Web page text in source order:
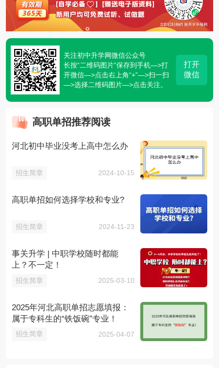
关注初中升学网微信公众号
长按“二维码图片”保存到手机—>打
开微信—>点击右上角“+”—>扫一扫
—>选择二维码图片—>点击关注。
打开
微信
高职单招推荐阅读
河北初中毕业没考上高中怎么办
招生简章 2024-10-15
高职单招如何选择学校和专业?
招生简章 2024-11-23
事关升学 | 中职学校随时都能
上？不一定！
招生简章 2025-03-10
2025年河北高职单招志愿填报：
属于专科生的“铁饭碗”专业！
招生简章 2025-04-07